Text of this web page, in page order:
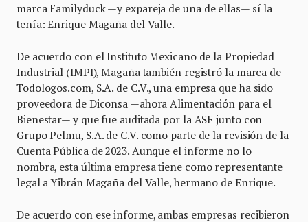
marca Familyduck —y expareja de una de ellas— sí la
tenía: Enrique Magaña del Valle.
De acuerdo con el Instituto Mexicano de la Propiedad
Industrial (IMPI), Magaña también registró la marca de
Todologos.com, S.A. de C.V., una empresa que ha sido
proveedora de Diconsa —ahora Alimentación para el
Bienestar— y que fue auditada por la ASF junto con
Grupo Pelmu, S.A. de C.V. como parte de la revisión de la
Cuenta Pública de 2023. Aunque el informe no lo
nombra, esta última empresa tiene como representante
legal a Yibrán Magaña del Valle, hermano de Enrique.
De acuerdo con ese informe, ambas empresas recibieron